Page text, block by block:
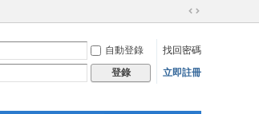
切
到
寬
自動登錄
找回密碼
登錄 立即註冊